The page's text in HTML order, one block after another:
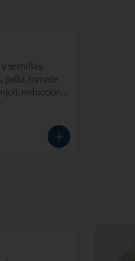
semillas,
palta, tomate
reducción